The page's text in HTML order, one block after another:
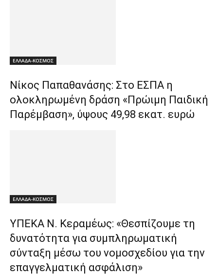
ΕΛΛΑΔΑ-ΚΟΣΜΟΣ
Νίκος Παπαθανάσης: Στο ΕΣΠΑ η
ολοκληρωμένη δράση «Πρώιμη Παιδική
Παρέμβαση», ύψους 49,98 εκατ. ευρώ
ΕΛΛΑΔΑ-ΚΟΣΜΟΣ
ΥΠΕΚΑ Ν. Κεραμέως: «Θεσπίζουμε τη
δυνατότητα για συμπληρωματική
σύνταξη μέσω του νομοσχεδίου για την
επαγγελματική ασφάλιση»